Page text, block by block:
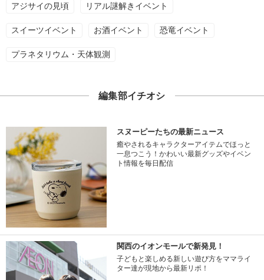
アジサイの見頃 リアル謎解きイベント
スイーツイベント お酒イベント 恐竜イベント
プラネタリウム・天体観測
編集部イチオシ
スヌーピーたちの最新ニュース
癒やされるキャラクターアイテムでほっと
一息つこう！かわいい最新グッズやイベン
ト情報を毎日配信
関西のイオンモールで新発見！
子どもと楽しめる新しい遊び方をママライ
ター達が現地から最新リポ！